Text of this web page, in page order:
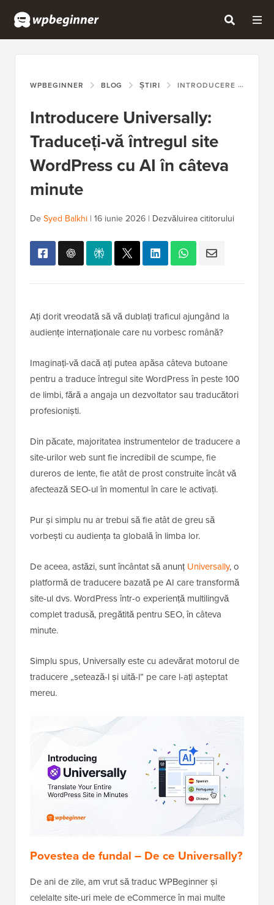
WPBEGINNER BLOG ȘTIRI INTRODUCERE UNIVERSALLY: TRADUCEȚI-VĂ ÎNTREGUL SITE WORDPRESS CU AI ÎN CÂTEVA MINUTE
Introducere Universally:
Traduceți-vă întregul site
WordPress cu AI în câteva
minute
De Syed Balkhi | 16 iunie 2026 | Dezvăluirea cititorului
Ați dorit vreodată să vă dublați traficul ajungând la
audiențe internaționale care nu vorbesc română?
Imaginați-vă dacă ați putea apăsa câteva butoane
pentru a traduce întregul site WordPress în peste 100
de limbi, fără a angaja un dezvoltator sau traducători
profesioniști.
Din păcate, majoritatea instrumentelor de traducere a
site-urilor web sunt fie incredibil de scumpe, fie
dureros de lente, fie atât de prost construite încât vă
afectează SEO-ul în momentul în care le activați.
Pur și simplu nu ar trebui să fie atât de greu să
vorbești cu audiența ta globală în limba lor.
De aceea, astăzi, sunt încântat să anunț Universally, o
platformă de traducere bazată pe AI care transformă
site-ul dvs. WordPress într-o experiență multilingvă
complet tradusă, pregătită pentru SEO, în câteva
minute.
Simplu spus, Universally este cu adevărat motorul de
traducere „setează-l și uită-l” pe care l-ați așteptat
mereu.
Povestea de fundal – De ce Universally?
De ani de zile, am vrut să traduc WPBeginner și
celelalte site-uri mele de eCommerce în mai multe